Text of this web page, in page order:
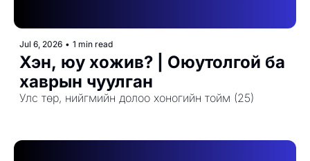
Jul 6, 2026 • 1 min read
Хэн, юу хожив? | Оюутолгой ба
хаврын чуулган
Улс төр, нийгмийн долоо хоногийн тойм (25)